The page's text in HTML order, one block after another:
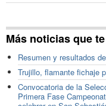
Más noticias que
Resumen y resultados
Trujillo, flamante fichaje
Convocatoria de la
Primera Fase